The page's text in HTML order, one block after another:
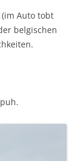
Auto tobt
belgischen